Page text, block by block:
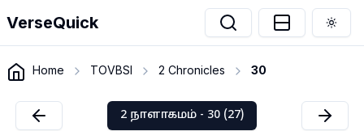
VerseQuick
Home TOVBSI 2 Chronicles 30
2 நாளாகமம் - 30 (27)